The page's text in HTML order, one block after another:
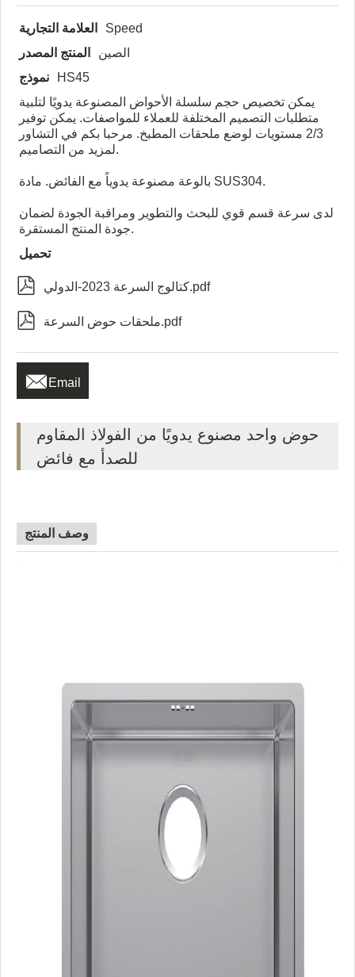
العلامة التجارية
Speed
المنتج المصدر
الصين
نموذج
HS45
يمكن تخصيص حجم سلسلة الأحواض المصنوعة يدويًا لتلبية
متطلبات التصميم المختلفة للعملاء للمواصفات. يمكن توفير
2/3 مستويات لوضع ملحقات المطبخ. مرحبا بكم في التشاور
لمزيد من التصاميم.
بالوعة مصنوعة يدوياً مع الفائض. مادة SUS304.
لدى سرعة قسم قوي للبحث والتطوير ومراقبة الجودة لضمان
جودة المنتج المستقرة.
تحميل
 كتالوج السرعة 2023-الدولي.pdf
 ملحقات حوض السرعة.pdf
 Email
حوض واحد مصنوع يدويًا من الفولاذ المقاوم
للصدأ مع فائض
وصف المنتج